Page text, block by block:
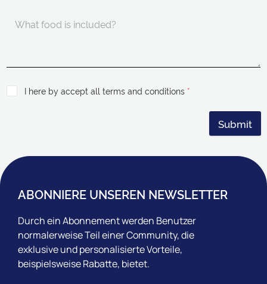
I here by accept all terms and conditions *
Submit
ABONNIERE UNSEREN NEWSLETTER
Durch ein Abonnement werden Benutzer
normalerweise Teil einer Community, die
exklusive und personalisierte Vorteile,
beispielsweise Rabatte, bietet.